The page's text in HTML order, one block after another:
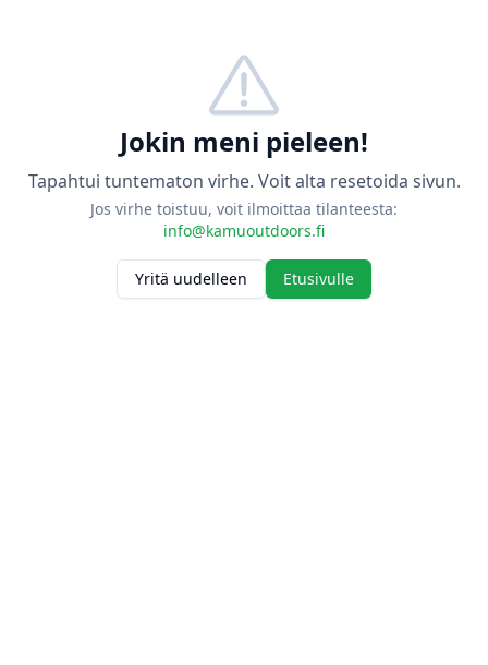
Jokin meni pieleen!
Tapahtui tuntematon virhe. Voit alta resetoida sivun.
Jos virhe toistuu, voit ilmoittaa tilanteesta:
info@kamuoutdoors.fi
Yritä uudelleen Etusivulle